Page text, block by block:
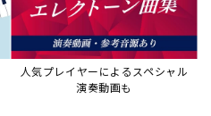
人気プレイヤーによるスペシャル
演奏動画も